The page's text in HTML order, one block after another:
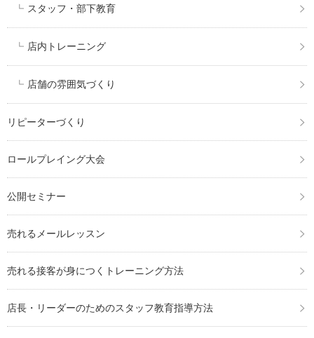
スタッフ・部下教育
店内トレーニング
店舗の雰囲気づくり
リピーターづくり
ロールプレイング大会
公開セミナー
売れるメールレッスン
売れる接客が身につくトレーニング方法
店長・リーダーのためのスタッフ教育指導方法